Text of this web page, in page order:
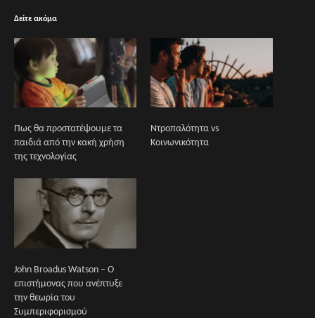
Δείτε ακόμα
Πως θα προστατέψουμε τα
παιδιά από την κακή χρήση
της τεχνολογίας
Ντροπαλότητα vs
Κοινωνικότητα
John Broadus Watson – Ο
επιστήμονας που ανέπτυξε
την θεωρία του
Συμπεριφορισμού